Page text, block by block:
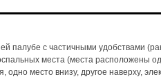
палубе с частичными удобствами
места (места расположены
одно место внизу, другое наверху,